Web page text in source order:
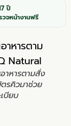
ปี
วจหน้างานฟรี
าหารตามสั่ง
รคิวมาช่วย
บียบ